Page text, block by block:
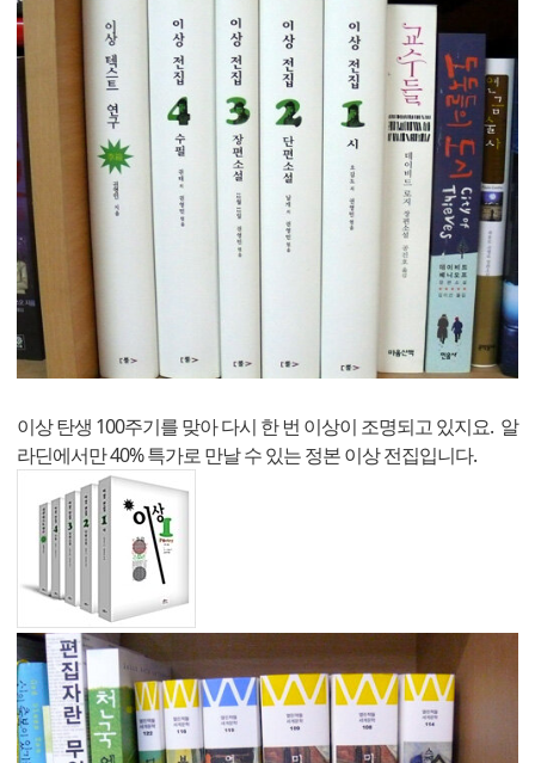
이상 탄생 100주기를 맞아 다시 한 번 이상이 조명되고 있지요. 알
라딘에서만 40% 특가로 만날 수 있는 정본 이상 전집입니다.